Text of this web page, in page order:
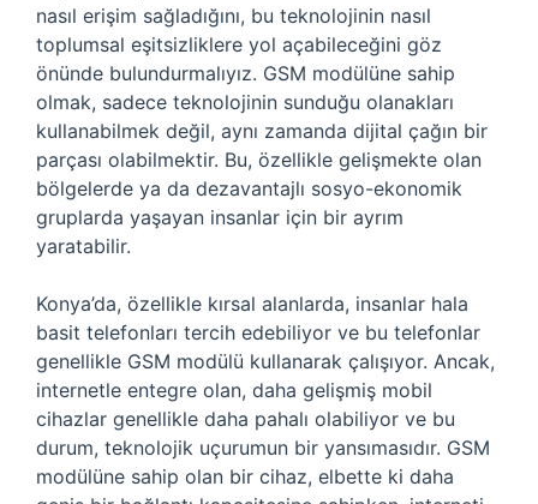
nasıl erişim sağladığını, bu teknolojinin nasıl
toplumsal eşitsizliklere yol açabileceğini göz
önünde bulundurmalıyız. GSM modülüne sahip
olmak, sadece teknolojinin sunduğu olanakları
kullanabilmek değil, aynı zamanda dijital çağın bir
parçası olabilmektir. Bu, özellikle gelişmekte olan
bölgelerde ya da dezavantajlı sosyo-ekonomik
gruplarda yaşayan insanlar için bir ayrım
yaratabilir.
Konya’da, özellikle kırsal alanlarda, insanlar hala
basit telefonları tercih edebiliyor ve bu telefonlar
genellikle GSM modülü kullanarak çalışıyor. Ancak,
internetle entegre olan, daha gelişmiş mobil
cihazlar genellikle daha pahalı olabiliyor ve bu
durum, teknolojik uçurumun bir yansımasıdır. GSM
modülüne sahip olan bir cihaz, elbette ki daha